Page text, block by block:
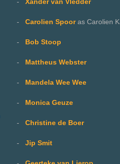
- Xander van Vledder
- Carolien Spoor as Carolien
- Bob Stoop
- Mattheus Webster
- Mandela Wee Wee
- Monica Geuze
- Christine de Boer
- Jip Smit